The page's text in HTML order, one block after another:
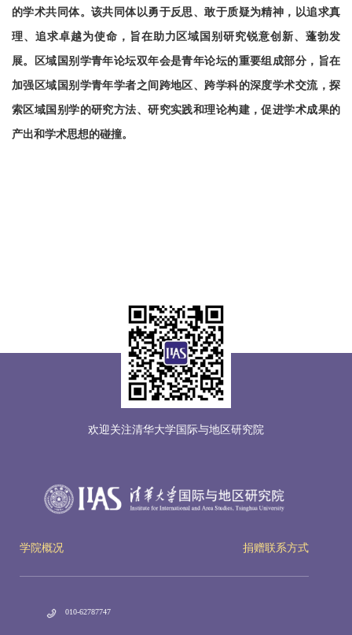
的学术共同体。该共同体以勇于反思、敢于质疑为精神，以追求真
理、追求卓越为使命，旨在助力区域国别研究锐意创新、蓬勃发
展。区域国别学青年论坛双年会是青年论坛的重要组成部分，旨在
加强区域国别学青年学者之间跨地区、跨学科的深度学术交流，探
索区域国别学的研究方法、研究实践和理论构建，促进学术成果的
产出和学术思想的碰撞。
欢迎关注清华大学国际与地区研究院
学院概况 捐赠联系方式
010-62787747